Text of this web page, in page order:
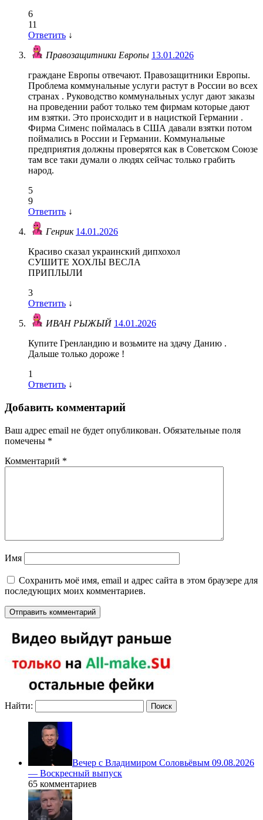
6
11
Ответить ↓
Правозащитники Европы 13.01.2026
граждане Европы отвечают. Правозащитники Европы.
Проблема коммунальные услуги растут в России во всех
странах . Руководство коммунальных услуг дают заказы
на проведении работ только тем фирмам которые дают
им взятки. Это происходит и в нацисткой Германии .
Фирма Сименс поймалась в США давали взятки потом
поймались в России и Германии. Коммунальные
предприятия должны проверятся как в Советском Союзе
там все таки думали о людях сейчас только грабить
народ.
5
9
Ответить ↓
Генрик 14.01.2026
Красиво сказал украинский дипхохол
СУШИТЕ ХОХЛЫ ВЕСЛА
ПРИПЛЫЛИ
3
Ответить ↓
ИВАН РЫЖЫЙ 14.01.2026
Купите Гренландию и возьмите на здачу Данию .
Дальше только дороже !
1
Ответить ↓
Добавить комментарий
Ваш адрес email не будет опубликован. Обязательные поля
помечены *
Комментарий *
Имя
Сохранить моё имя, email и адрес сайта в этом браузере для
последующих моих комментариев.
Найти:
Вечер с Владимиром Соловьёвым 09.08.2026
— Воскресный выпуск
65 комментариев